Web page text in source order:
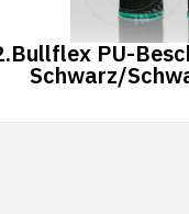
Bullflex PU-
Schwarz/